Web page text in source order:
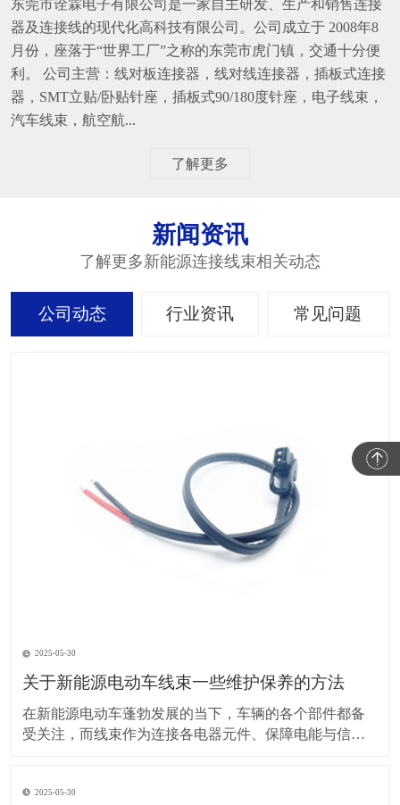
东莞市诠霖电子有限公司是一家自主研发、生产和销售连接
器及连接线的现代化高科技有限公司。公司成立于 2008年8
月份，座落于“世界工厂”之称的东莞市虎门镇，交通十分便
利。 公司主营：线对板连接器，线对线连接器，插板式连接
器，SMT立贴/卧贴针座，插板式90/180度针座，电子线束，
汽车线束，航空航...
了解更多
新闻资讯
了解更多新能源连接线束相关动态
公司动态 行业资讯 常见问题
2025-05-30
关于新能源电动车线束一些维护保养的方法
在新能源电动车蓬勃发展的当下，车辆的各个部件都备
受关注，而线束作为连接各电器元件、保障电能与信号
让车辆运行更稳定、安全，还能延长其使用寿命。 日常
2025-05-30